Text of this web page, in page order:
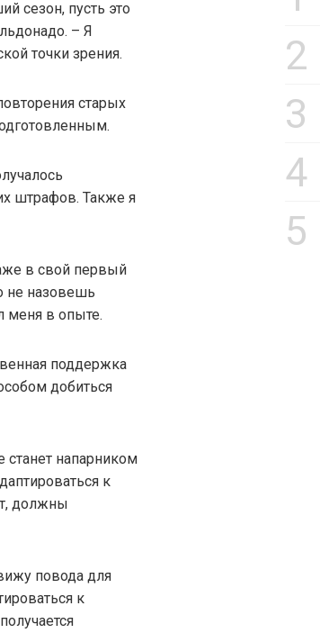
сезон, пусть это
– Я
точки зрения.
старых
штрафов. Также я
в свой первый
не назовешь
меня в опыте.
поддержка
добиться
станет напарником
к
должны
повода для
к
2
3
4
5